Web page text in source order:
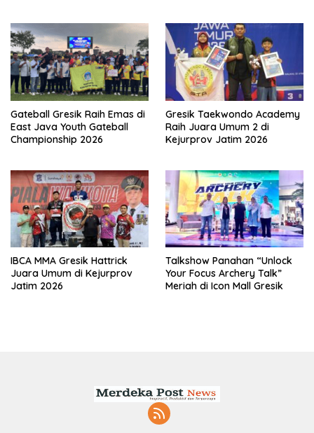
Gateball Gresik Raih Emas di
East Java Youth Gateball
Championship 2026
Gresik Taekwondo Academy
Raih Juara Umum 2 di
Kejurprov Jatim 2026
IBCA MMA Gresik Hattrick
Juara Umum di Kejurprov
Jatim 2026
Talkshow Panahan “Unlock
Your Focus Archery Talk”
Meriah di Icon Mall Gresik